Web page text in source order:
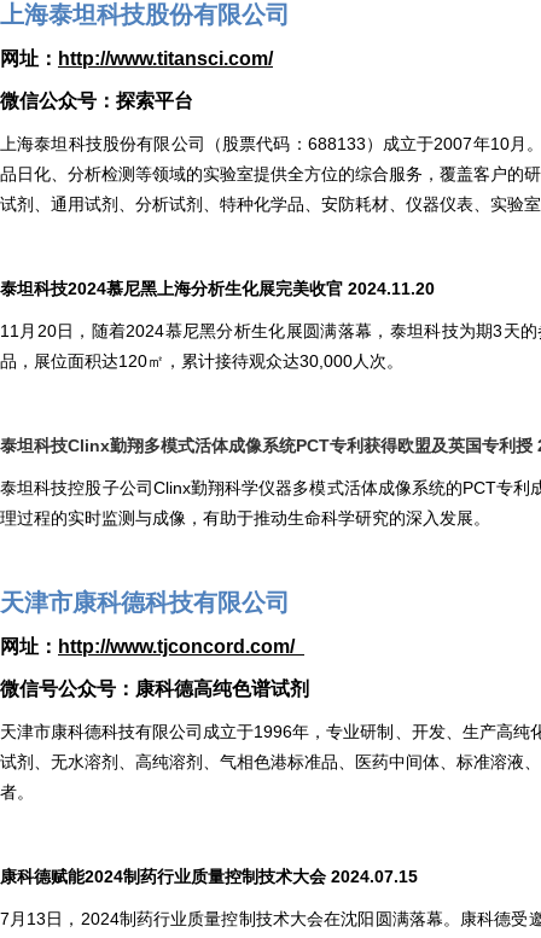
上海泰坦科技股份有限公司
网址： http://www.titansci.com/
微信公众号：探索平台
上海泰坦科技股份有限公司（股票代码：688133）成立于2007年10
品日化、分析检测等领域的实验室提供全方位的综合服务，覆盖客户的
试剂、通用试剂、分析试剂、特种化学品、安防耗材、仪器仪表、实验
泰坦科技2024慕尼黑上海分析生化展完美收官 2024.11.20
11月20日，随着2024慕尼黑分析生化展圆满落幕，泰坦科技为期3天
品，展位面积达120㎡，累计接待观众达30,000人次。
泰坦科技Clinx勤翔多模式活体成像系统PCT专利获得欧盟及英国专利授
泰坦科技控股子公司Clinx勤翔科学仪器多模式活体成像系统的PCT专
理过程的实时监测与成像，有助于推动生命科学研究的深入发展。
天津市康科德科技有限公司
网址： http://www.tjconcord.com/
微信号公众号：康科德高纯色谱试剂
天津市康科德科技有限公司成立于1996年，专业研制、开发、生产高
试剂、无水溶剂、高纯溶剂、气相色港标准品、医药中间体、标准溶液
者。
康科德赋能2024制药行业质量控制技术大会 2024.07.15
7月13日，2024制药行业质量控制技术大会在沈阳圆满落幕。康科德